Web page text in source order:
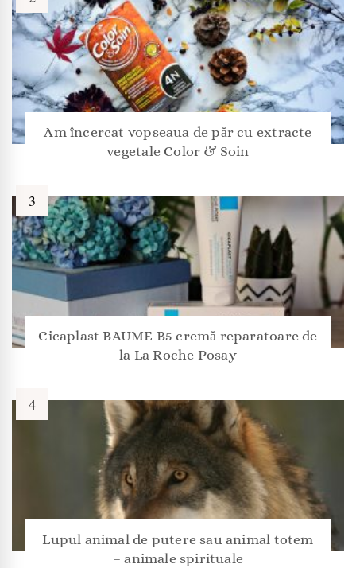
Am încercat vopseaua de păr cu extracte
vegetale Color & Soin
Cicaplast BAUME B5 cremă reparatoare de
la La Roche Posay
Lupul animal de putere sau animal totem
– animale spirituale